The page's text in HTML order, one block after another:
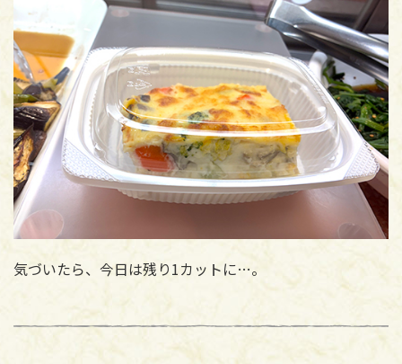
気づいたら、今日は残り1カットに…。